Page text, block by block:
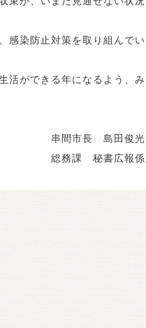
感染防止対策を取り組んでい
活ができる年になるよう、み
串間市長 島田俊光
総務課 秘書広報係